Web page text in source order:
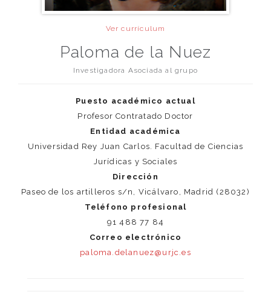
Ver currículum
Paloma de la Nuez
Investigadora Asociada al grupo
Puesto académico actual
Profesor Contratado Doctor
Entidad académica
Universidad Rey Juan Carlos. Facultad de Ciencias
Jurídicas y Sociales
Dirección
Paseo de los artilleros s/n, Vicálvaro, Madrid (28032)
Teléfono profesional
91 488 77 84
Correo electrónico
paloma.delanuez@urjc.es